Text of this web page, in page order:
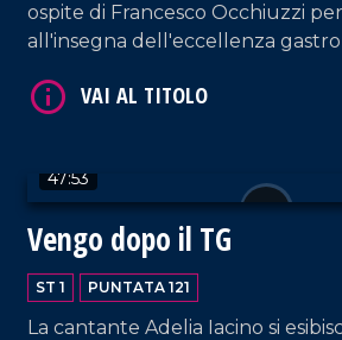
ospite di Francesco Occhiuzzi
all'insegna dell'eccellenza
EL Dan e di Letizia Pagano,
47:53
Vengo dopo il TG
ST 1 PUNTATA 121
La cantante Adelia Iacino si